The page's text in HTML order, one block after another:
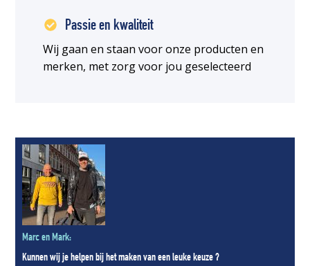
Passie en kwaliteit
Wij gaan en staan voor onze producten en
merken, met zorg voor jou geselecteerd
Marc en Mark:
Kunnen wij je helpen bij het maken van een leuke keuze ?